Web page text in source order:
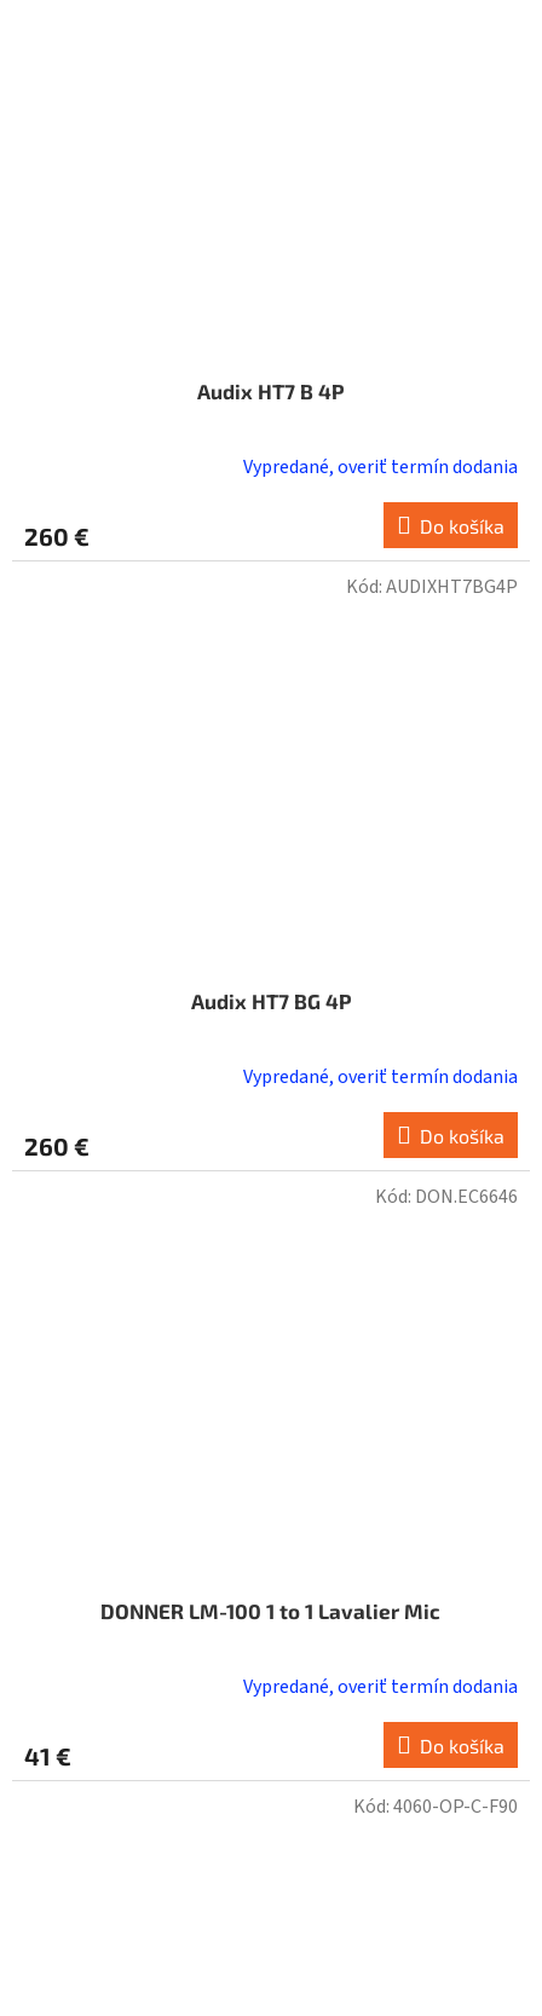
Audix HT7 B 4P
Vypredané, overiť termín dodania
260 € Do košíka
Audix HT7 BG 4P
Vypredané, overiť termín dodania
260 € Do košíka
Kód:AUDIXHT7BG4P
DONNER LM-100 1 to 1 Lavalier Mic
Vypredané, overiť termín dodania
41 € Do košíka
Kód: DON.EC6646
Kód:4060-OP-C-F90